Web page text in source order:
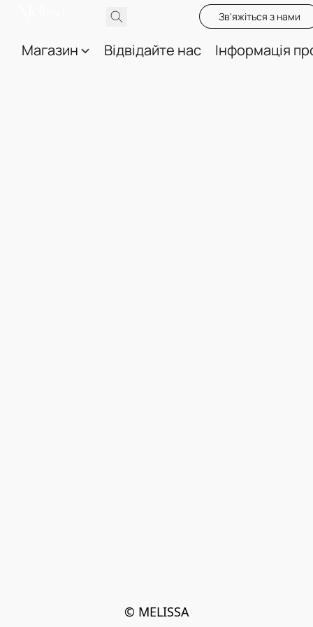
Зв'яжіться з нами
Магазин Відвідайте нас Інформація
© MELISSA